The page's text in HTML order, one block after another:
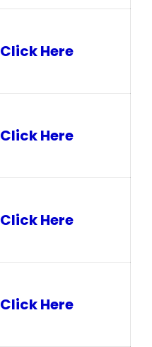
Click Here
Click Here
Click Here
Click Here